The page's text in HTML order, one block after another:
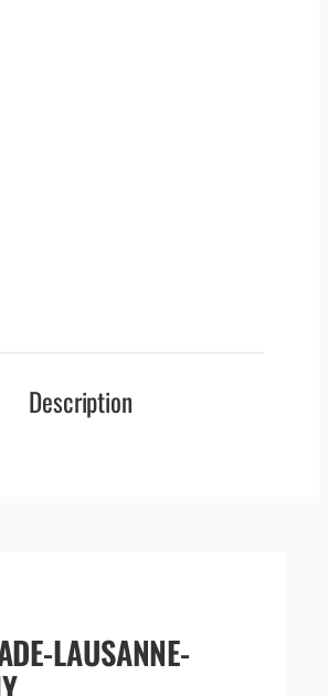
Description
LAUSANNE-